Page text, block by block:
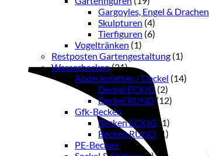
Gargoyles, Engel & Drachen
Skulpturen (4)
Tierfiguren (6)
Vogeltränken (1)
Restposten Gartengestaltung (1)
Wasserbecken(21)
Abdeckplatten / Deckel (14)
Deckel ECKIG (2)
Deckel RUND (12)
Gfk-Becken
Becken ECKIG (1)
Becken RUND
(1)
PE-Becken